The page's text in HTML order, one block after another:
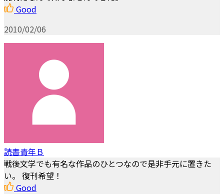
Good
2010/02/06
読書青年Ｂ
戦後文学でも有名な作品のひとつなので是非手元に置きた
い。 復刊希望！
Good